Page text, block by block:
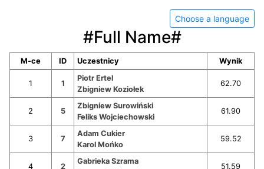
Choose a language
#Full Name#
M-ce ID Uczestnicy Wynik
1 1
Piotr Ertel
Zbigniew Koziołek
62.70
2 5
Zbigniew Surowiński
Feliks Wojciechowski
61.90
3 7
Adam Cukier
Karol Mońko
59.52
4 2
Gabrieka Szrama
51.59